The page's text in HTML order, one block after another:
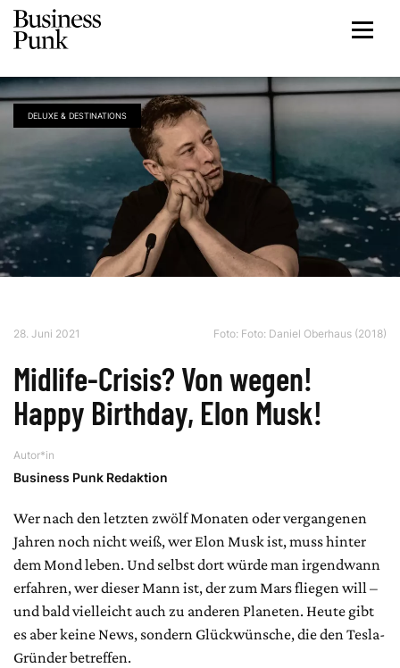
DELUXE & DESTINATIONS
28. Juni 2021 Foto: Foto: Daniel Oberhaus (2018)
Midlife-Crisis? Von wegen!
Happy Birthday, Elon Musk!
Autor*in
Business Punk Redaktion
Wer nach den letzten zwölf Monaten oder vergangenen
Jahren noch nicht weiß, wer Elon Musk ist, muss hinter
dem Mond leben. Und selbst dort würde man irgendwann
erfahren, wer dieser Mann ist, der zum Mars fliegen will –
und bald vielleicht auch zu anderen Planeten. Heute gibt
es aber keine News, sondern Glückwünsche, die den Tesla-
Gründer betreffen.